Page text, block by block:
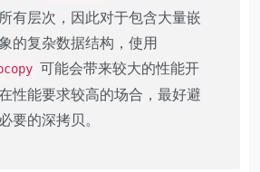
有层次，因此对于包含大量嵌
的复杂数据结构，使用
可能会带来较大的性能开
性能要求较高的场合，最好避
要的深拷贝。